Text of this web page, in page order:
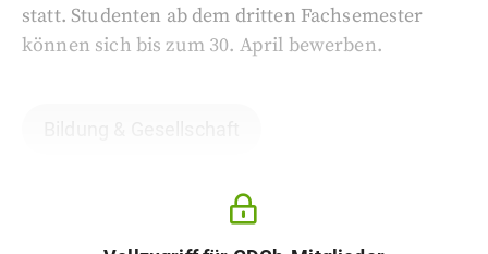
statt. Studenten ab dem dritten Fachsemester
können sich bis zum 30. April bewerben.